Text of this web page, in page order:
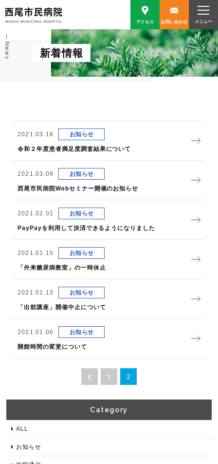
アクセス お問い合わせ
News 新着情報
2021.03.18 お知らせ
令和２年度患者満足度調査結果について
2021.03.09 お知らせ
西尾市民病院Webセミナー開催のお知らせ
2021.02.01 お知らせ
PayPayを利用して決済できるようになりました
2021.01.15 お知らせ
「外来糖尿病教室」の一時休止
2021.01.13 お知らせ
「出前講座」開催中止について
2021.01.06 お知らせ
開館時間の変更について
1 2
Category​
ALL
お知らせ